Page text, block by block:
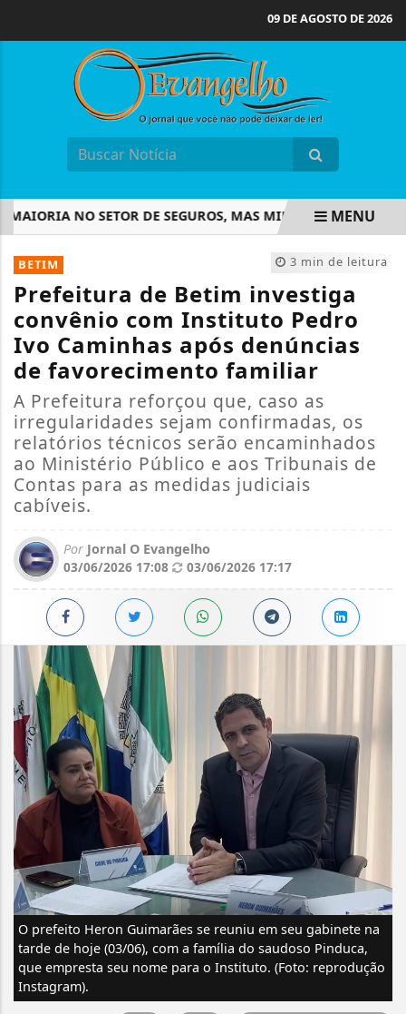
09 DE AGOSTO DE 2026
NO SETOR DE SEGUROS, MAS MINORIA NA LIDERANÇA
EM ALTA
MENU
3 min de leitura
BETIM
Prefeitura de Betim investiga
convênio com Instituto Pedro
Ivo Caminhas após denúncias
de favorecimento familiar
A Prefeitura reforçou que, caso as
irregularidades sejam confirmadas, os
relatórios técnicos serão encaminhados
ao Ministério Público e aos Tribunais de
Contas para as medidas judiciais
cabíveis.
Por Jornal O Evangelho
03/06/2026 17:08
03/06/2026 17:17
O prefeito Heron Guimarães se reuniu em seu gabinete na
tarde de hoje (03/06), com a família do saudoso Pinduca,
que empresta seu nome para o Instituto. (Foto: reprodução
Instagram).